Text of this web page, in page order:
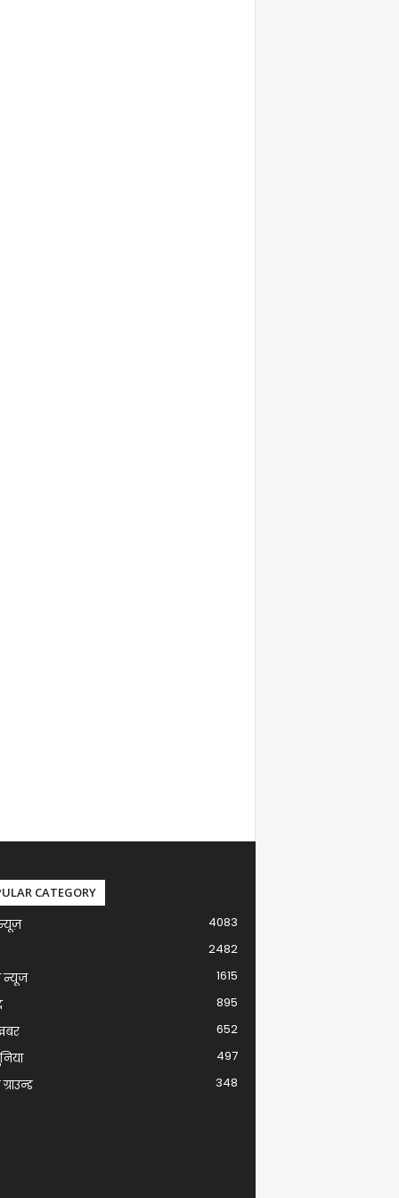
CATEGORY
4083
2482
न्यूज
1615
895
652
497
348